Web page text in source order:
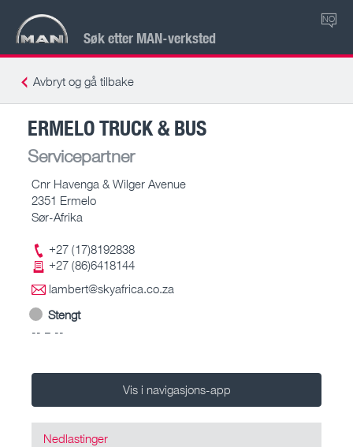
Søk etter MAN-verksted
NO
Avbryt og gå tilbake
ERMELO TRUCK & BUS
Servicepartner
Cnr Havenga & Wilger Avenue
2351 Ermelo
Sør-Afrika
+27 (17)8192838
+27 (86)6418144
lambert@skyafrica.co.za
Stengt
-- – --
Vis i navigasjons-app
Nedlastinger